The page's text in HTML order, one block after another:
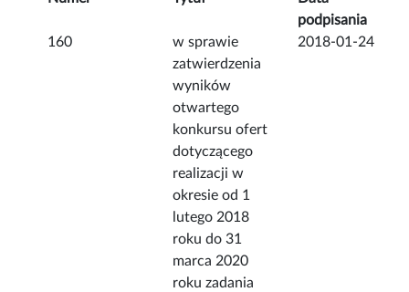
podpisania
160
w sprawie
zatwierdzenia
wyników
otwartego
konkursu ofert
dotyczącego
realizacji w
okresie od 1
lutego 2018
roku do 31
marca 2020
roku zadania
2018-01-24